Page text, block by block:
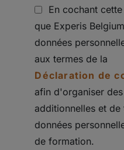
En cochant
que Experis
données
aux termes de la
Déclaration de
afin d'organiser
additionnelles et de
données
de formation.